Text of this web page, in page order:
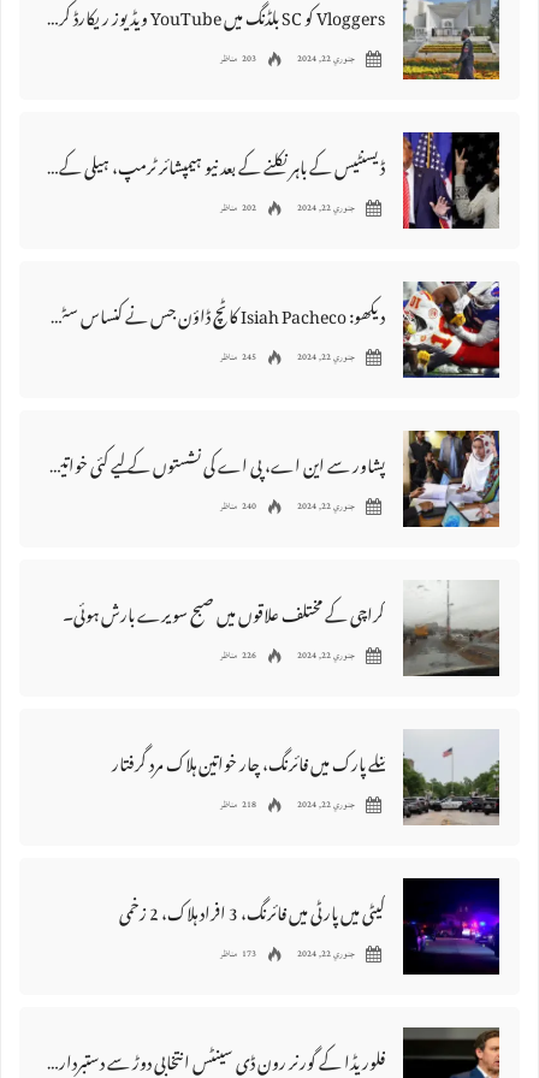
Vloggers کو SC بلڈنگ میں YouTube ویڈیوز ریکارڈ کرنے سے روک دیا گیا۔
جنوري 22, 2024 203 مناظر
ڈیسنٹیس کے باہر نکلنے کے بعد نیو ہیمپشائر ٹرمپ، ہیلی کے لیے کیا رکھتا ہے؟
جنوري 22, 2024 202 مناظر
دیکھو: Isiah Pacheco کا ٹچ ڈاؤن جس نے کنساس سٹی چیفس کا AFC مستقبل بدل دیا۔
جنوري 22, 2024 245 مناظر
پشاور سے این اے، پی اے کی نشستوں کے لیے کئی خواتین رہنما میدان میں ہیں۔
جنوري 22, 2024 240 مناظر
کراچی کے مختلف علاقوں میں صبح سویرے بارش ہوئی۔
جنوري 22, 2024 226 مناظر
ٹنلے پارک میں فائرنگ، چار خواتین ہلاک مرد گرفتار
جنوري 22, 2024 218 مناظر
کیٹی میں پارٹی میں فائرنگ، 3 افراد ہلاک، 2 زخمی
جنوري 22, 2024 173 مناظر
فلوریڈا کے گورنر رون ڈی سینٹس انتخابی دوڑ سے دستبردار، ڈونلڈ ٹرمپ کی حمایت